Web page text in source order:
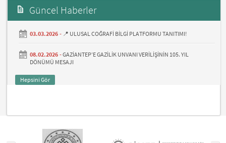
Güncel Haberler
03.03.2026 - 📍 ULUSAL COĞRAFİ BİLGİ PLATFORMU TANITIMI!
08.02.2026 -GAZİANTEP’E GAZİLİK UNVANI VERİLİŞİNİN 105. YIL
DÖNÜMÜ MESAJI
Hepsini Gör